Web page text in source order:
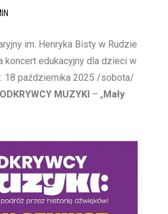
im. Henryka Bisty w Rudzie
koncert edukacyjny dla dzieci w
18 października 2025 /sobota/
ODKRYWCY MUZYKI – „Mały